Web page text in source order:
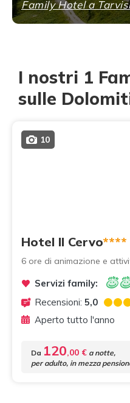
Family Hotel a
I nostri 1
sulle
10
Hotel Il Cervo****
6 ore di animazione e
Servizi family:
Recensioni: 5,0
Aperto tutto l'anno
Da 120,00 € a notte,
per adulto, in mezza